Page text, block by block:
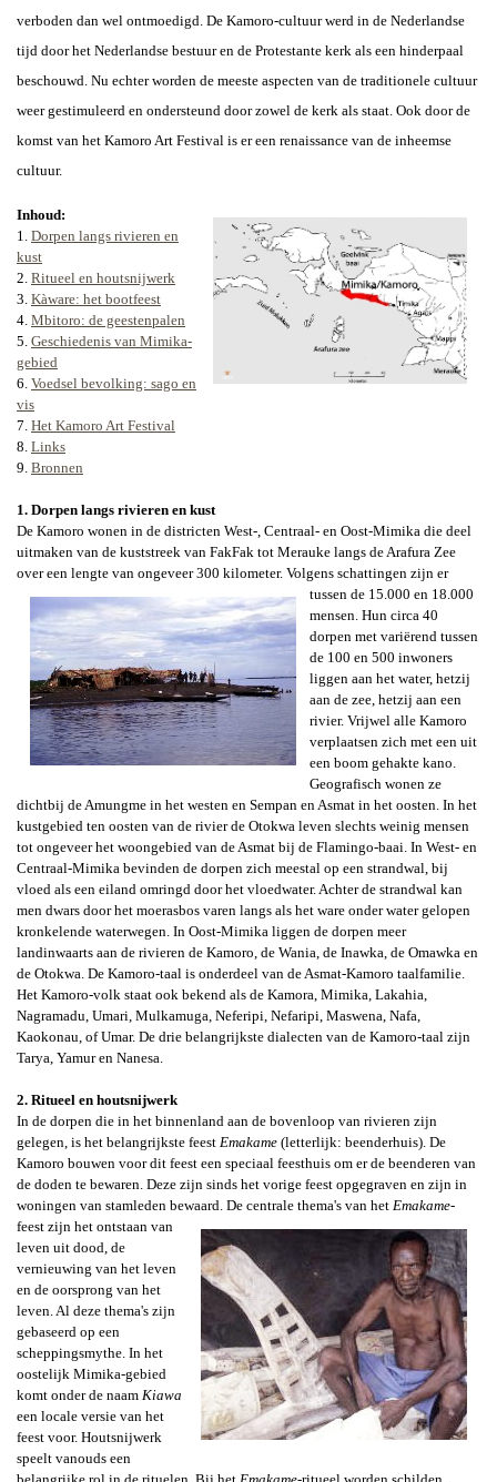
verboden dan wel ontmoedigd. De Kamoro-cultuur werd in de Nederlandse
tijd doorhet Nederlandse bestuur en de Protestante kerk als een hinderpaal
beschouwd. Nu echter worden de meeste aspecten van de traditionele cultuur
weer gestimuleerd en ondersteund door zowel de kerk als staat . Ook door de
komst van het Kamoro Art Festival is er een renaissance van de inheemse
cultuur.
Inhoud:
1. Dorpen langs rivieren en
kust
2. Ritueel en houtsnijwerk
3. Kàware: het bootfeest
4. Mbitoro: de geestenpalen
5. Geschiedenis van Mimika-
gebied
6. Voedsel bevolking: sago en
vis
7. Het Kamoro Art Festival
8. Links
9. Bronnen
1. Dorpen langs rivieren en kust
De Kamoro wonen in de districten West-, Centraal- en Oost-Mimika die deel
uitmaken van de kuststreek van FakFak tot Merauke langs de Arafura Zee
over een lengte van ongeveer 300 kilometer. Volgens schattingen zijn er
tussen de 15.000 en 18.000
mensen. Hun circa 40
dorpen met variërend tussen
de 100 en 500 inwoners
liggen aan het water, hetzij
aan de zee, hetzij aan een
rivier. Vrijwel alle Kamoro
verplaatsen zich met een uit
een boom gehakte kano.
Geografisch wonen ze
dichtbij de Amungme in het westen en Sempan en Asmat in het oosten. In het
kustgebied ten oosten van de rivier de Otokwa leven slechts weinig mensen
tot ongeveer het woongebied van de Asmat bij de Flamingo-baai. In West- en
Centraal-Mimika bevinden de dorpen zich meestal op een strandwal, bij
vloed als een eiland omringd door het vloedwater. Achter de strandwal kan
men dwars door het moerasbos varen langs als het ware onder water gelopen
kronkelende waterwegen. In Oost-Mimika liggen de dorpen meer
landinwaarts aan de rivieren de Kamoro, de Wania, de Inawka, de Omawka en
de Otokwa. De Kamoro-taal is onderdeel van de Asmat-Kamoro taalfamilie.
Het Kamoro-volk staat ook bekend als de Kamora, Mimika, Lakahia,
Nagramadu, Umari, Mulkamuga, Neferipi, Nefaripi, Maswena, Nafa,
Kaokonau, of Umar. De drie belangrijkste dialecten van de Kamoro-taal zijn
Tarya, Yamur en Nanesa.
2. Ritueel en houtsnijwerk
In de dorpen die in het binnenland aan de bovenloop van rivieren zijn
gelegen, is het belangrijkste feest Emakame (letterlijk: beenderhuis). De
Kamoro bouwen voor dit feest een speciaal feesthuis om er de beenderen van
de doden te bewaren. Deze zijn sinds het vorige feest opgegraven en zijn in
woningen van stamleden bewaard. De centrale thema's van het Emakame-
feest zijn het ontstaan van
leven uit dood, de
vernieuwing van het leven
en de oorsprong van het
leven. Al deze thema's zijn
gebaseerd op een
scheppingsmythe. In het
oostelijk Mimika-gebied
komt onder de naam Kiawa
een locale versie van het
feest voor. Houtsnijwerk
speelt vanouds een